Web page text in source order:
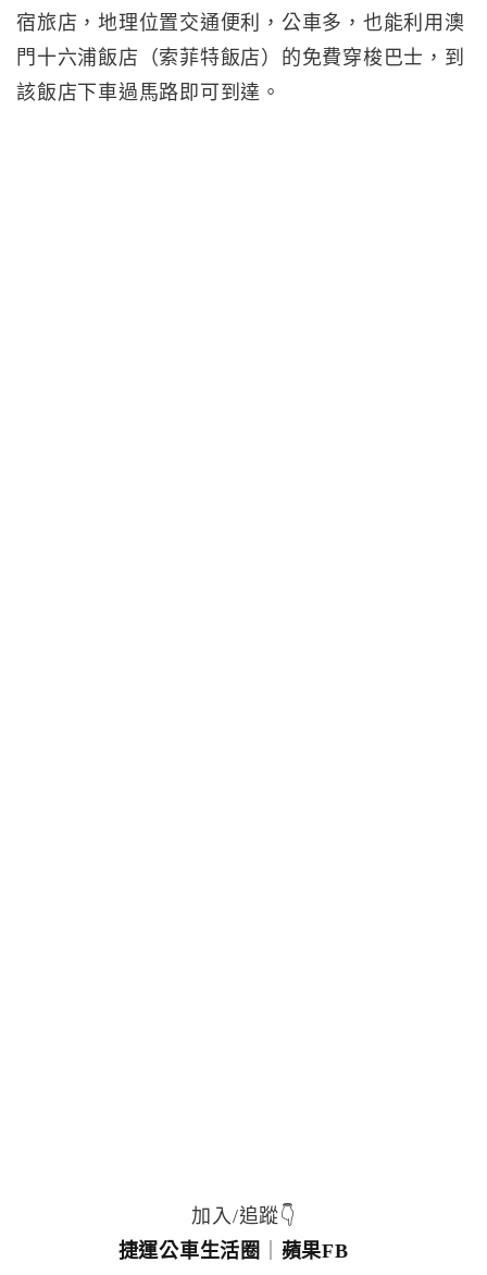
宿旅店，地理位置交通便利，公車多，也能利用澳
門十六浦飯店（索菲特飯店）的免費穿梭巴士，到
該飯店下車過馬路即可到達。
加入/追蹤👇
捷運公車生活圈
蘋果FB